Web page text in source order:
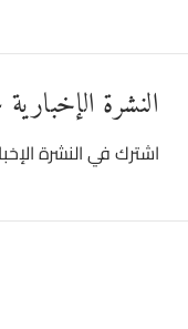
النشرة
اشترك في النشرة